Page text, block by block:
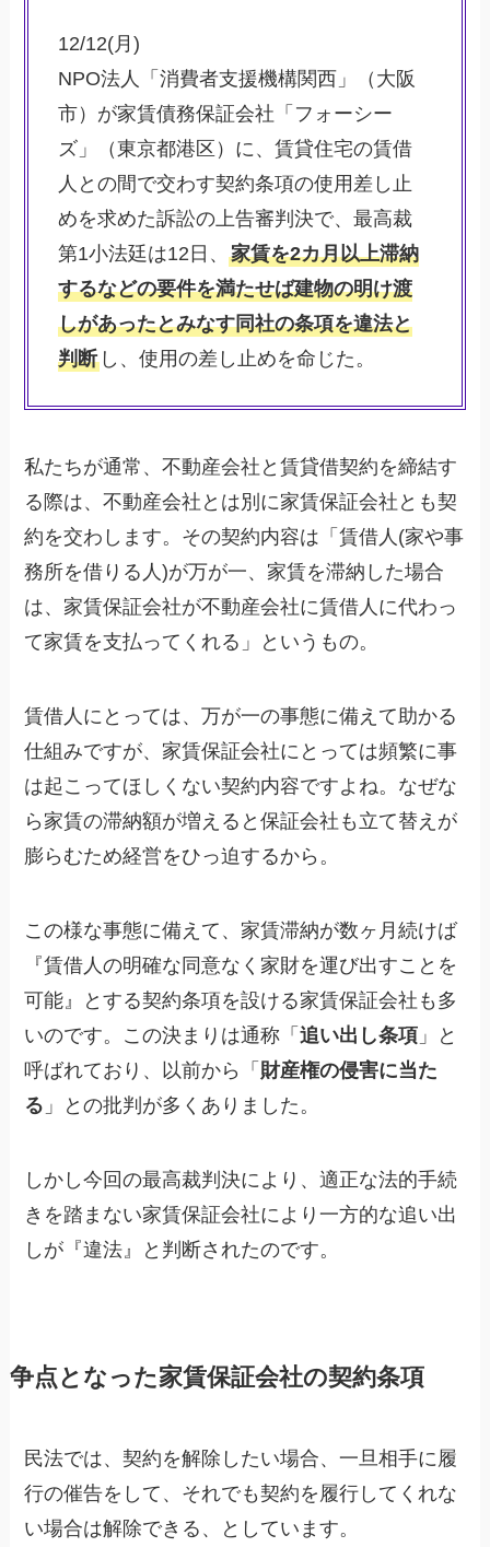
12/12(月)
NPO法人「消費者支援機構関西」（大阪
市）が家賃債務保証会社「フォーシー
ズ」（東京都港区）に、賃貸住宅の賃借
人との間で交わす契約条項の使用差し止
めを求めた訴訟の上告審判決で、最高裁
第1小法廷は12日、家賃を2カ月以上滞納
するなどの要件を満たせば建物の明け渡
しがあったとみなす同社の条項を違法と
判断 し、使用の差し止めを命じた。
私たちが通常、不動産会社と賃貸借契約を締結す
る際は、不動産会社とは別に家賃保証会社とも契
約を交わします。その契約内容は「賃借人(家や事
務所を借りる人)が万が一、家賃を滞納した場合
は、家賃保証会社が不動産会社に賃借人に代わっ
て家賃を支払ってくれる」というもの。
賃借人にとっては、万が一の事態に備えて助かる
仕組みですが、家賃保証会社にとっては頻繁に事
は起こってほしくない契約内容ですよね。なぜな
ら家賃の滞納額が増えると保証会社も立て替えが
膨らむため経営をひっ迫するから。
この様な事態に備えて、家賃滞納が数ヶ月続けば
『賃借人の明確な同意なく家財を運び出すことを
可能』とする契約条項を設ける家賃保証会社も多
いのです。この決まりは通称「追い出し条項 」と
呼ばれており、以前から「 財産権の侵害に当た
る 」との批判が多くありました。
しかし今回の最高裁判決により、適正な法的手続
きを踏まない家賃保証会社により一方的な追い出
しが『違法』と判断されたのです。
争点となった家賃保証会社の契約条項
民法では、契約を解除したい場合、一旦相手に履
行の催告をして、それでも契約を履行してくれな
い場合は解除できる、としています。